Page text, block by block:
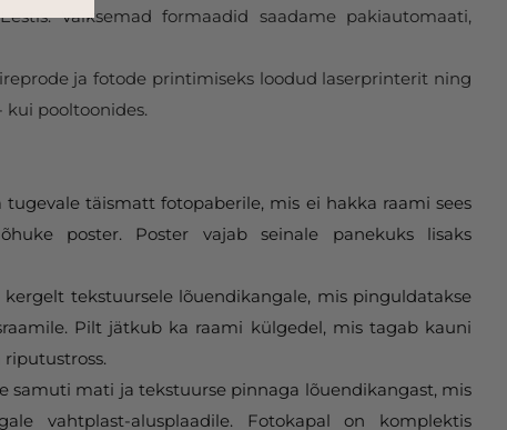
Väiksemad formaadid saadame pakiautomaati,
ja fotode printimiseks loodud laserprinterit ning
pooltoonides.
täismatt fotopaberile, mis ei hakka raami sees
poster. Poster vajab seinale panekuks lisaks
tekstuursele lõuendikangale, mis pinguldatakse
Pilt jätkub ka raami külgedel, mis tagab kauni
samuti mati ja tekstuurse pinnaga lõuendikangast, mis
vahtplast-alusplaadile. Fotokapal on komplektis